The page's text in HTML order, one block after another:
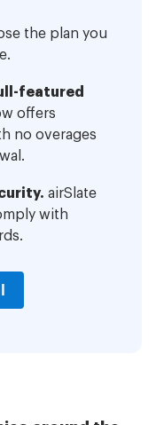
the plan you
featured
offers
no overages
airSlate
with